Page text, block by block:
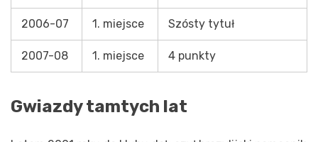
2006-07 1. miejsce Szósty tytuł
2007-08 1. miejsce 4 punkty
Gwiazdy tamtych lat